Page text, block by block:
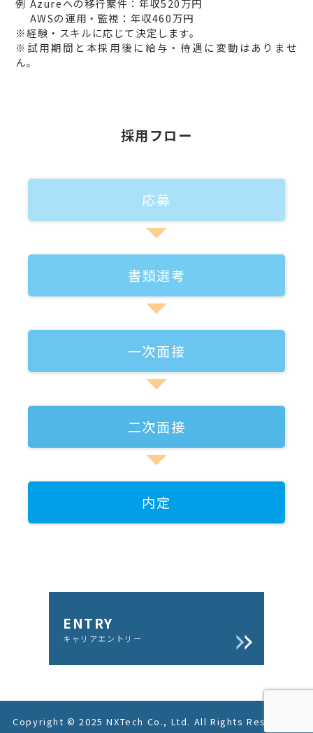
例 Azureへの移行案件：年収520万円
AWSの運用・監視：年収460万円
※経験・スキルに応じて決定します。
※試用期間と本採用後に給与・待遇に変動はありませ
ん。
採用フロー
応募
書類選考
一次面接
二次面接
内定
ENTRY
キャリアエントリー
Copyright © 2025 NXTech Co., Ltd. All Rights Reserved.